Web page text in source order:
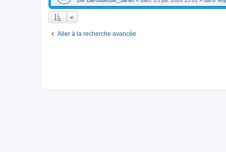
Aller à la recherche avancée